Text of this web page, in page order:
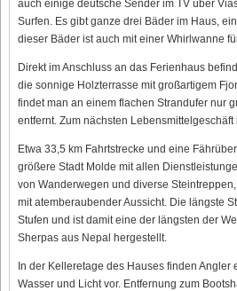
auch einige deutsche Sender im TV über
Surfen. Es gibt ganze drei Bäder im Haus,
dieser Bäder ist auch mit einer Whirlwanne
Direkt im Anschluss an das Ferienhaus
die sonnige Holzterrasse mit großartigem
findet man an einem flachen Strandufer nur
entfernt. Zum nächsten
Etwa 33,5 km Fahrtstrecke und eine
größere Stadt Molde mit allen
von Wanderwegen und diverse
mit atemberaubender Aussicht. Die längste
Stufen und ist damit eine der längsten der
Sherpas aus Nepal hergestellt.
In der Kelleretage des Hauses finden Angler
Wasser und Licht vor. Entfernung zum